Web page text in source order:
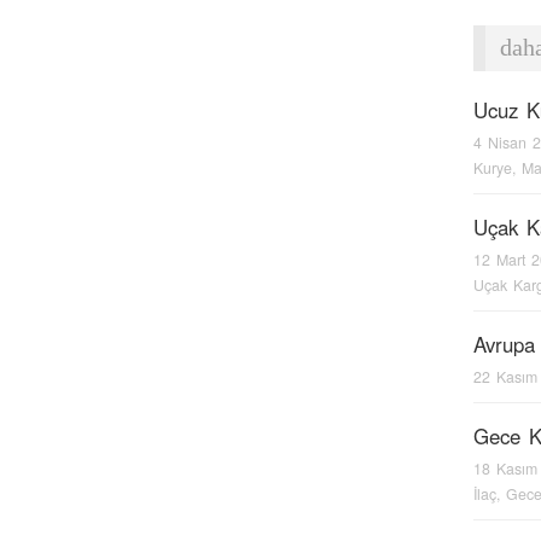
Ucuz
4 Nisan
Kurye
Uçak
12 Mart
Uçak
Avrupa
22
Gece
18
İlaç,